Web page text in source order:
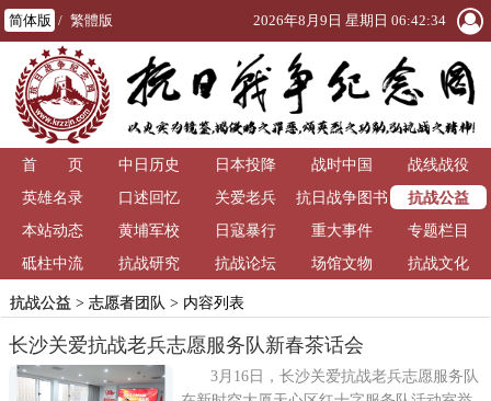
简体版 / 繁體版 2026年8月9日 星期日 06:42:34
首 页 中日历史 日本投降 战时中国
战线战役
英雄名录
口述回忆 关爱老兵
抗日战争图书
馆
抗战公益
本站动态
黄埔军校 日寇暴行 重大事件
专题栏目
砥柱中流
抗战研究 抗战论坛 场馆文物 抗战文化
抗战公益 > 志愿者团队 > 内容列表
长沙关爱抗战老兵志愿服务队新春茶话会
3月16日，长沙关爱抗战老兵志愿服务队